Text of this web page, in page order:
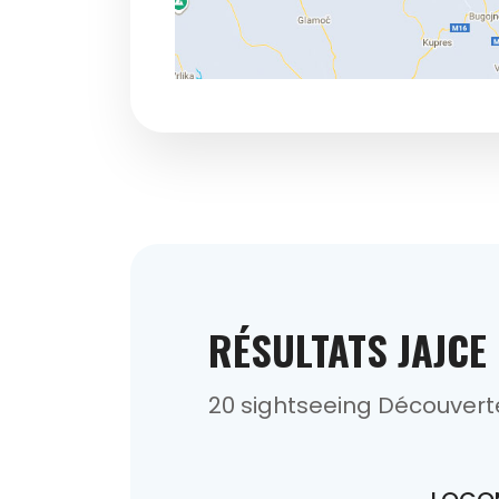
RÉSULTATS JAJCE
20 sightseeing